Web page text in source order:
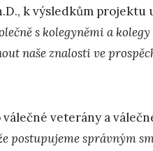
k výsledkům projektu
s kolegyněmi a
naše znalosti ve
veterány a
postupujeme správným